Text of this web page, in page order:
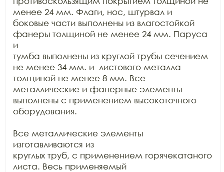
менее 24 мм. Флаги, нос, штурвал и
боковые части выполнены из влагостойкой
фанеры толщиной не менее 24 мм. Паруса
и
тумба выполнены из круглой трубы сечением
не менее 34 мм. и  листового металла
толщиной не менее 8 мм. Все
металлические и фанерные элементы
выполнены с применением высокоточного
оборудования.
Все металлические элементы
изготавливаются из
круглых труб, с применением горячекатаного
листа. Весь применяемый